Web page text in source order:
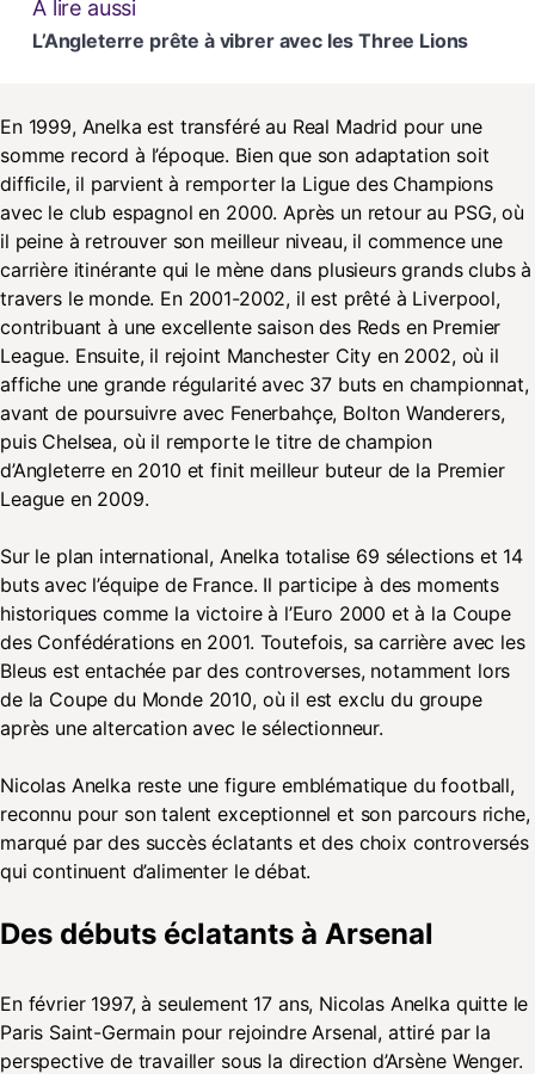
À lire aussi
L’Angleterre prête à vibrer avec les Three Lions
En 1999, Anelka est transféré au Real Madrid pour une
somme record à l’époque. Bien que son adaptation soit
difficile, il parvient à remporter la Ligue des Champions
avec le club espagnol en 2000. Après un retour au PSG, où
il peine à retrouver son meilleur niveau, il commence une
carrière itinérante qui le mène dans plusieurs grands clubs à
travers le monde. En 2001-2002, il est prêté à Liverpool,
contribuant à une excellente saison des Reds en Premier
League. Ensuite, il rejoint Manchester City en 2002, où il
affiche une grande régularité avec 37 buts en championnat,
avant de poursuivre avec Fenerbahçe, Bolton Wanderers,
puis Chelsea, où il remporte le titre de champion
d’Angleterre en 2010 et finit meilleur buteur de la Premier
League en 2009.
Sur le plan international, Anelka totalise 69 sélections et 14
buts avec l’équipe de France. Il participe à des moments
historiques comme la victoire à l’Euro 2000 et à la Coupe
des Confédérations en 2001. Toutefois, sa carrière avec les
Bleus est entachée par des controverses, notamment lors
de la Coupe du Monde 2010, où il est exclu du groupe
après une altercation avec le sélectionneur.
Nicolas Anelka reste une figure emblématique du football,
reconnu pour son talent exceptionnel et son parcours riche,
marqué par des succès éclatants et des choix controversés
qui continuent d’alimenter le débat.
Des débuts éclatants à Arsenal
En février 1997, à seulement 17 ans, Nicolas Anelka quitte le
Paris Saint-Germain pour rejoindre Arsenal, attiré par la
perspective de travailler sous la direction d’Arsène Wenger.